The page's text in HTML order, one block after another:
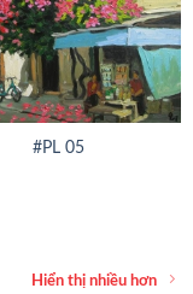
#PL 05
Hiển thị nhiều hơn